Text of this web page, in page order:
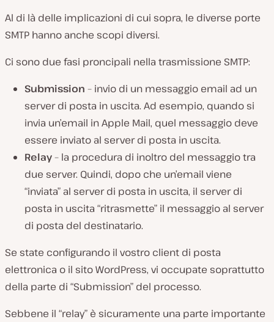
Al di là delle implicazioni di cui sopra, le diverse porte
SMTP hanno anche scopi diversi.
Ci sono due fasi proncipali nella trasmissione SMTP:
Submission – invio di un messaggio email ad un
server di posta in uscita. Ad esempio, quando si
invia un’email in Apple Mail, quel messaggio deve
essere inviato al server di posta in uscita.
Relay– la procedura di inoltro del messaggio tra
due server. Quindi, dopo che un’email viene
“inviata” al server di posta in uscita, il server di
posta in uscita “ritrasmette” il messaggio al server
di posta del destinatario.
Se state configurando il vostro client di posta
elettronica o il sito WordPress, vi occupate soprattutto
della parte di “Submission” del processo.
Sebbene il “relay” è sicuramente una parte importante